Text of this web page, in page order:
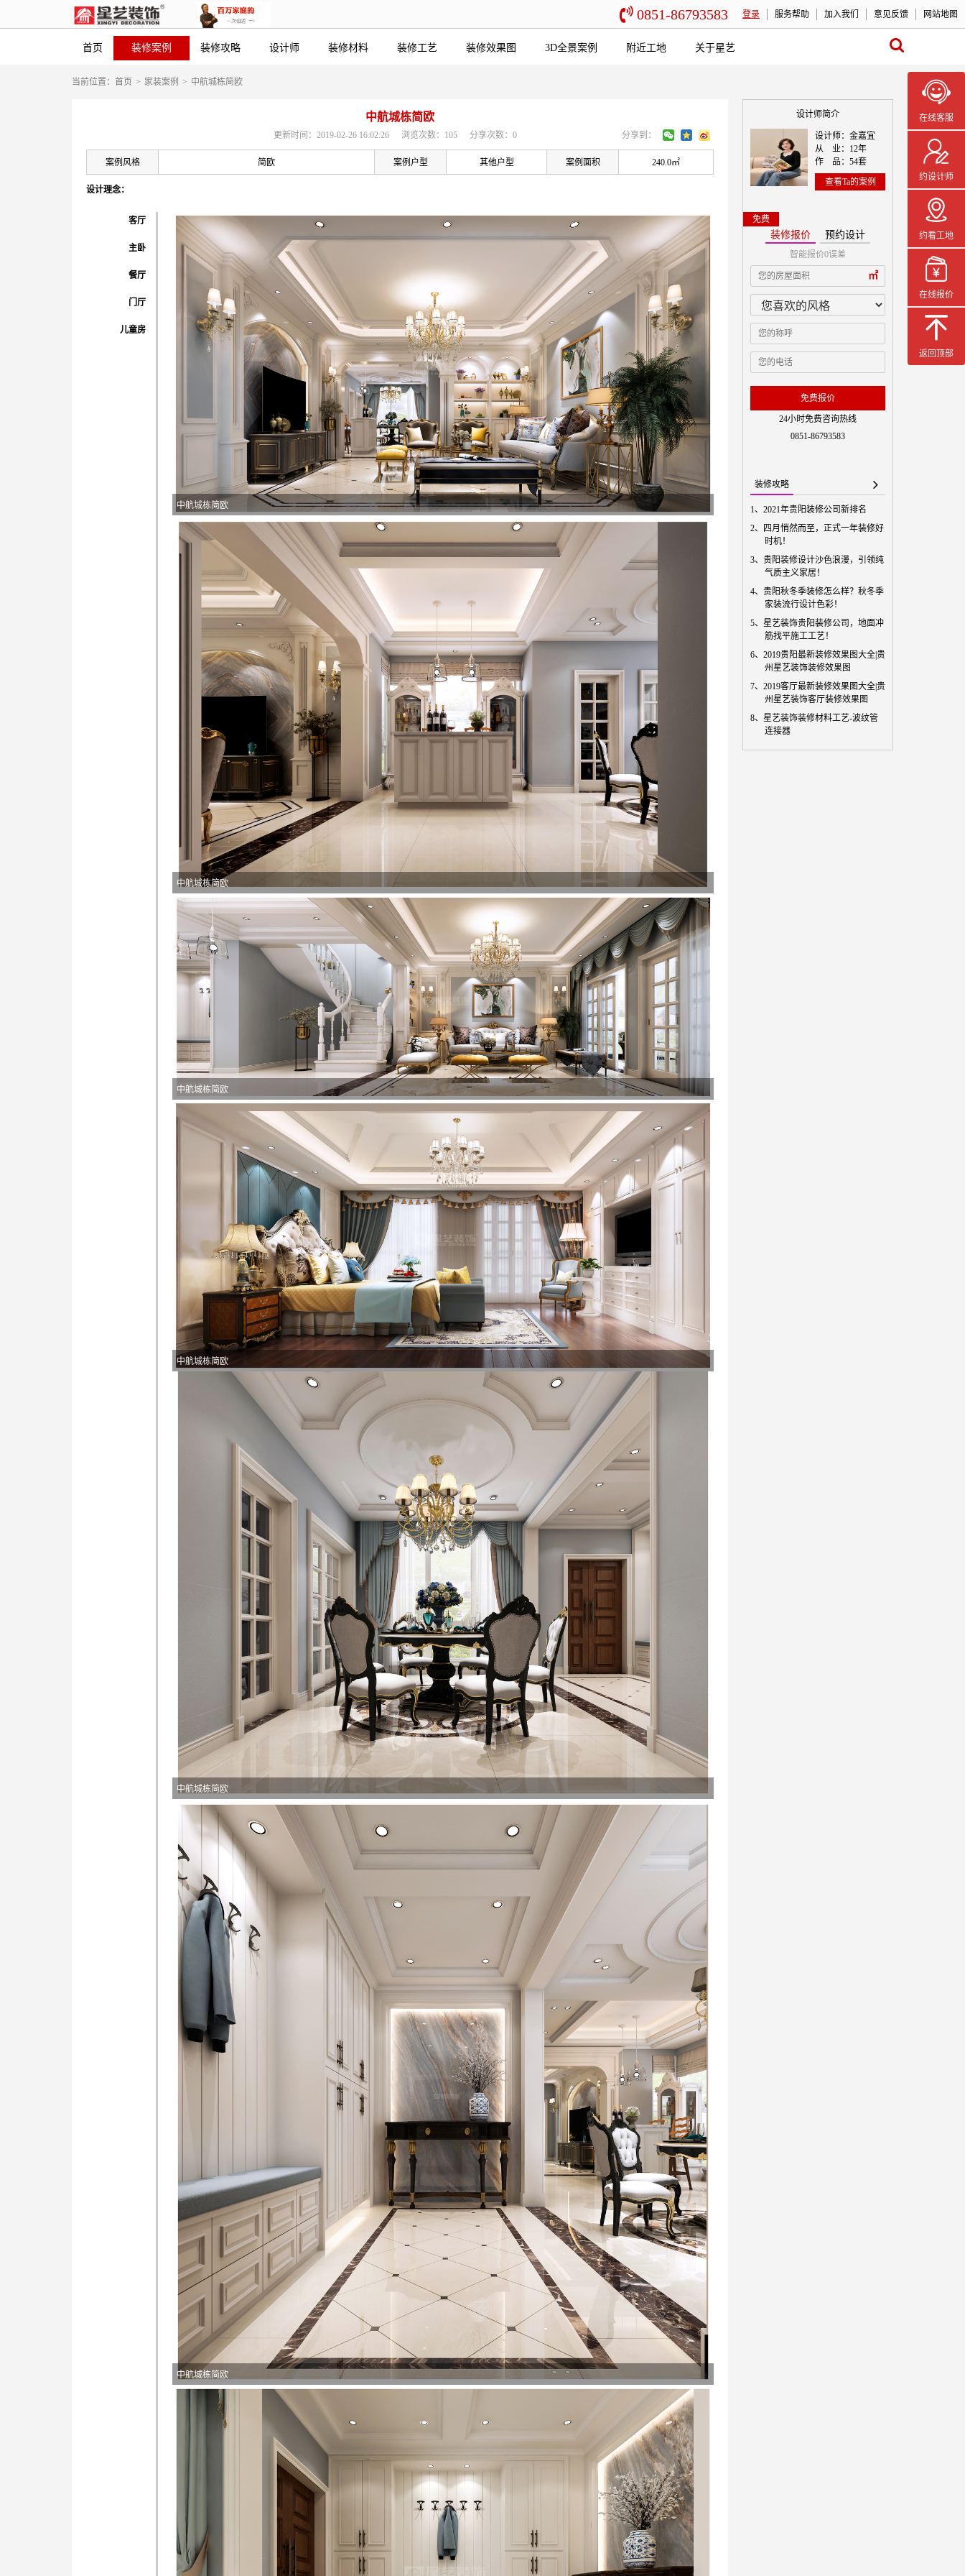
0851-86793583 登录 服务帮助 加入我们 意见反馈 网站地图
首页 装修案例 装修攻略 设计师 装修材料 装修工艺 装修效果图 3D全景案例 附近工地 关于星艺
在线客服
约设计师
约看工地
在线报价
返回顶部
当前位置： 首页 > 家装案例 > 中航城栋简欧
中航城栋简欧
更新时间：2019-02-26 16:02:26 浏览次数：105 分享次数：0 分享到：
案例风格 简欧 案例户型 其他户型 案例面积 240.0㎡
设计理念：
客厅
主卧
餐厅
门厅
儿童房
中航城栋简欧
中航城栋简欧
中航城栋简欧
中航城栋简欧
中航城栋简欧
中航城栋简欧
设计师简介
设计师：金嘉宜
从 业：12年
作 品：54套
查看Ta的案例
免费
装修报价 预约设计
智能报价0误差
㎡
免费报价
本案设计师
免费预
24小时免费咨询热线
0851-86793583
装修攻略
1、 2021年贵阳装修公司新排名
2、
四月悄然而至，正式一年装修好
时机！
3、 贵阳装修设计沙色浪漫，引领纯
气质主义家居！
4、 贵阳秋冬季装修怎么样？秋冬季
家装流行设计色彩！
5、 星艺装饰贵阳装修公司，地面冲
筋找平施工工艺！
6、 2019贵阳最新装修效果图大全|贵
州星艺装饰装修效果图
7、 2019客厅最新装修效果图大全|贵
州星艺装饰客厅装修效果图
8、 星艺装饰装修材料工艺-波纹管
连接器